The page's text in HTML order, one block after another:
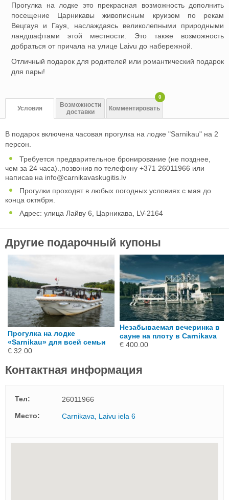
Прогулка на лодке это прекрасная возможность дополнить
посещение Царникавы живописным круизом по рекам
Вецгауя и Гауя, наслаждаясь великолепными природными
ландшафтами этой местности. Это также возможность
добраться от причала на улице Laivu до набережной.
Отличный подарок для родителей или романтический подарок
для пары!
Условия
Возможности
доставки
Комментировать
0
В подарок включена часовая прогулка на лодке "Sarnikau" на 2
персон.
Требуется предварительное бронирование (не позднее,
чем за 24 часа).,позвонив по телефону +371 26011966 или
написав на info@carnikavaskugitis.lv
Прогулки проходят в любых погодных условиях с мая до
конца октября.
Адрес: улица Лайву 6, Царникава, LV-2164
Другие подарочный купоны
Прогулка на лодке
«Sarnikau» для всей семьи
€ 32.00
Незабываемая вечеринка в
сауне на плоту в Carnikava
€ 400.00
Контактная информация
Тел:
26011966
Mесто:
Carnikava, Laivu iela 6